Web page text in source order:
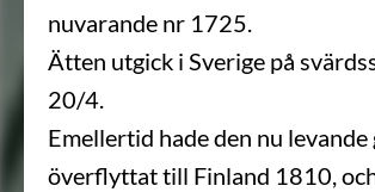
nuvarande nr 1725.
Ätten utgick i Sverige på
20/4.
Emellertid hade den nu levande
överflyttat till Finland 1810,